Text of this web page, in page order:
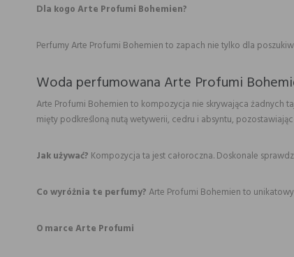
Dla kogo Arte Profumi Bohemien?
Perfumy Arte Profumi Bohemien to zapach nie tylko dla
Woda perfumowana Arte Profumi
Arte Profumi Bohemien to kompozycja nie skrywająca żadnych
mięty podkreśloną nutą wetywerii, cedru i absyntu,
Jak używać? Kompozycja ta jest całoroczna. Doskonale
Co wyróżnia te perfumy?Arte Profumi Bohemien to
O marce Arte Profumi